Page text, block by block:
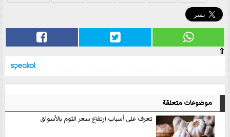
⇧
موضوعات متعلقة
تعرف على أسباب ارتفاع سعر الثوم بالأسواق